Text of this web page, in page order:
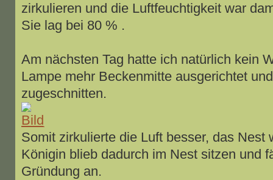
zirkulieren und die Luftfeuchtigkeit war
Sie lag bei 80 % .
Am nächsten Tag hatte ich natürlich kein
Lampe mehr Beckenmitte ausgerichtet
zugeschnitten.
Somit zirkulierte die Luft besser, das Nest
Königin blieb dadurch im Nest sitzen und
Gründung an.